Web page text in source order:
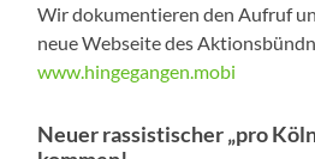
Wir dokumentieren den Aufruf
neue Webseite des
www.hingegangen.mobi
Neuer rassistischer „pro